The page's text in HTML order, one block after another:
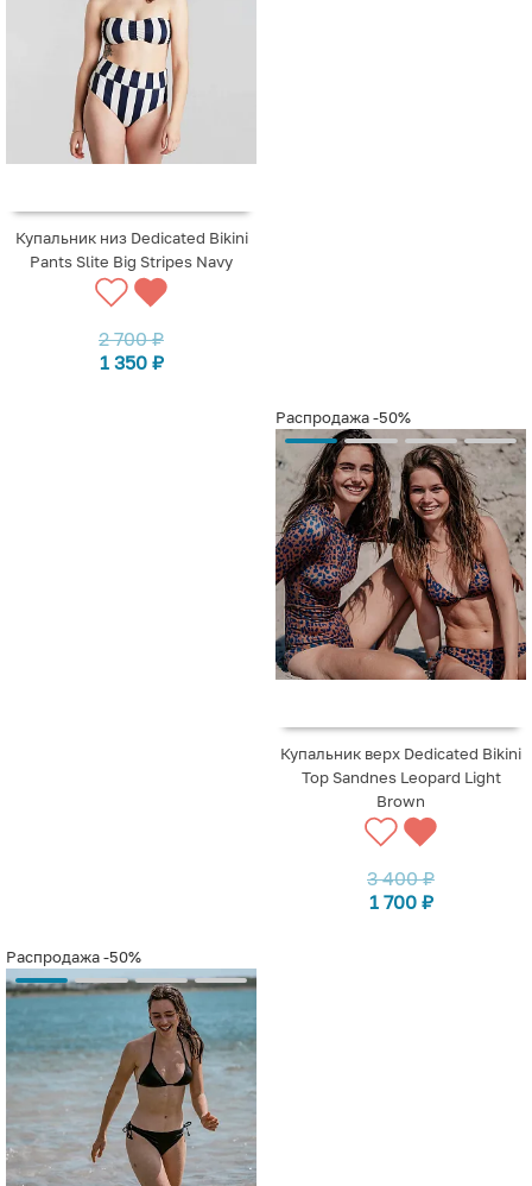
Купальник низ Dedicated Bikini
Pants Slite Big Stripes Navy
2 700₽
1 350 ₽
Распродажа-50%
Купальник верх Dedicated Bikini
Top Sandnes Leopard Light
Brown
3 400₽
1 700 ₽
Распродажа-50%